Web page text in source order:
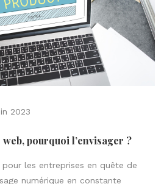
2023
pourquoi l’envisager ?
les entreprises en quête de
numérique en constante